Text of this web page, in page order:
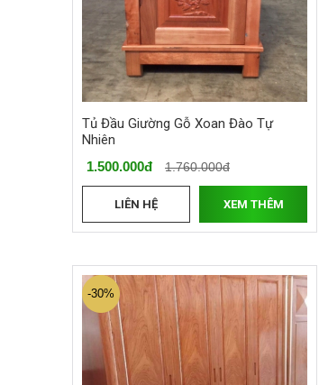
Tủ Đầu Giường Gỗ Xoan Đào Tự
Nhiên
1.500.000đ 1.760.000đ
LIÊN HỆ XEM THÊM
-30%